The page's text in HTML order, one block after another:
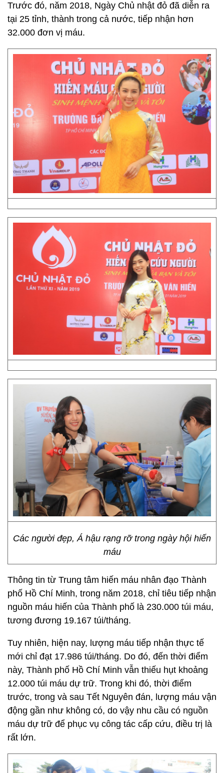
Trước đó, năm 2018, Ngày Chủ nhật đỏ đã diễn ra
tại 25 tỉnh, thành trong cả nước, tiếp nhận hơn
32.000 đơn vị máu.
Các người đẹp, Á hậu rạng rỡ trong ngày hội hiến
máu
Thông tin từ Trung tâm hiến máu nhân đạo Thành
phố Hồ Chí Minh, trong năm 2018, chỉ tiêu tiếp nhận
nguồn máu hiến của Thành phố là 230.000 túi máu,
tương đương 19.167 túi/tháng.
Tuy nhiên, hiện nay, lượng máu tiếp nhận thực tế
mới chỉ đạt 17.986 túi/tháng. Do đó, đến thời điểm
này, Thành phố Hồ Chí Minh vẫn thiếu hụt khoảng
12.000 túi máu dự trữ. Trong khi đó, thời điểm
trước, trong và sau Tết Nguyên đán, lượng máu vận
động gần như không có, do vậy nhu cầu có nguồn
máu dự trữ để phục vụ công tác cấp cứu, điều trị là
rất lớn.